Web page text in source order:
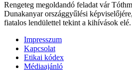
Rengeteg megoldandó feladat vár
Dunakanyar országgyűlési
fiatalos lendülettel tekint a kihívások elé.
Impresszum
Kapcsolat
Etikai kódex
Médiaajánló